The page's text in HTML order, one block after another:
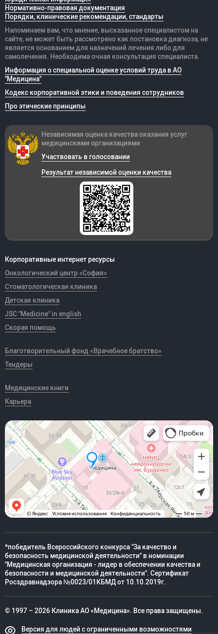
Нормативно-правовая документация
Порядки, клинические рекомендации, стандарты
Напоминаем вам, что мнение, высказанное специалистом на
сайте, не может быть рассмотрено как постановка диагноза, не
является основанием для назначений лечения либо для
самолечения. Необходима очная консультация специалиста.
Информация о специальной оценке условий труда в АО
"Медицина"
Кодекс корпоративной этики и поведения сотрудников
Про этические принципы
Корпоративные интернет ресурсы
Онкологический центр «София»
Стоматологическая клиника
Детская клиника
JSC "Medicine" in english
Скорая помощь
Благотворительный фонд «Врачебное братство»
Тендеры
Медицинские книги
Карьера
Независимая оценка качества оказания услуг
медицинскими организациями
Участвовать в голосовании
Результат независимой оценки качества
*победитель Всероссийского конкурса "За качество и
безопасность медицинской деятельности" в номинации
"Медицинская организация - лидер в обеспечении качества и
безопасности и медицинской деятельности". Сертификат
Росздравнадзора №0023/01КБМД от 10.10.2019г.
© 1997 – 2026 Клиника АО «Медицина». Все права защищены.
Версия для людей с ограниченными возможностями